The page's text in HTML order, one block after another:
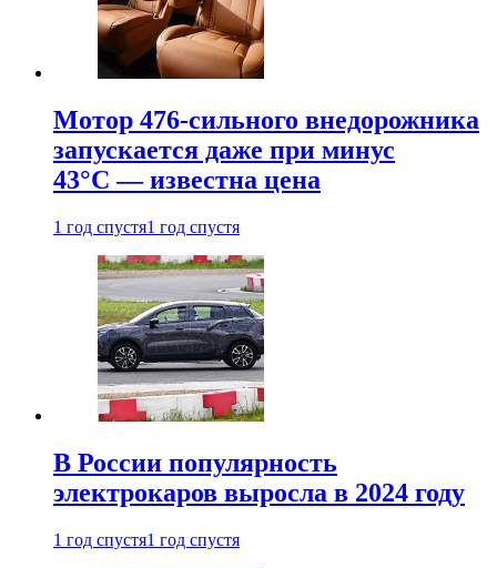
Мотор 476-сильного внедорожника
запускается даже при минус
43°С — известна цена
1 год спустя1 год спустя
В России популярность
электрокаров выросла в 2024 году
1 год спустя1 год спустя